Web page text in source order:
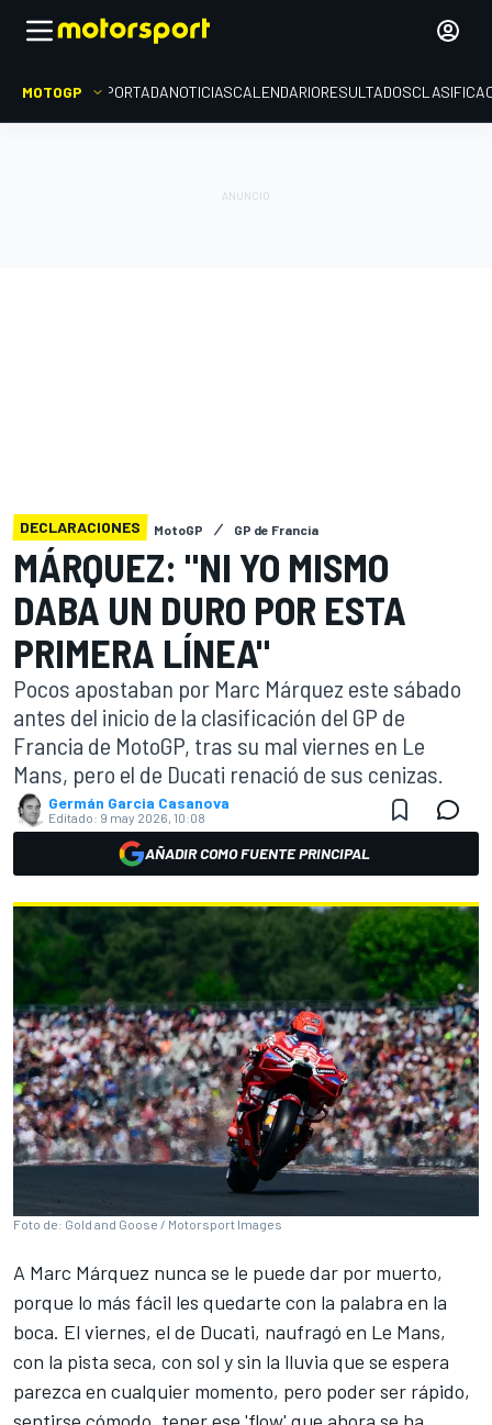
MOTOGP PORTADANOTICIASCALENDARIORESULTADOS
DECLARACIONES MotoGP GP de Francia
MÁRQUEZ: "NI YO MISMO
DABA UN DURO POR ESTA
PRIMERA LÍNEA"
Pocos apostaban por Marc Márquez este sábado
antes del inicio de la clasificación del GP de
Francia de MotoGP, tras su mal viernes en Le
Mans, pero el de Ducati renació de sus cenizas.
Germán Garcia Casanova
Editado: 9 may 2026, 10:08
AÑADIR COMO FUENTE PRINCIPAL
Foto de: Gold and Goose / Motorsport Images
A Marc Márquez nunca se le puede dar por muerto,
porque lo más fácil les quedarte con la palabra en la
boca. El viernes, el de Ducati, naufragó en Le Mans,
con la pista seca, con sol y sin la lluvia que se espera
parezca en cualquier momento, pero poder ser rápido,